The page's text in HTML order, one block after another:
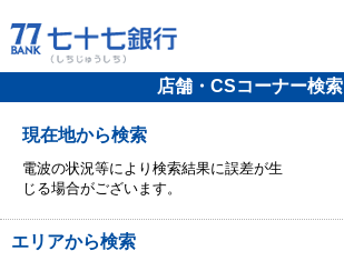
店舗・CSコーナー検索
現在地から検索
電波の状況等により検索結果に誤差が生
じる場合がございます。
エリアから検索